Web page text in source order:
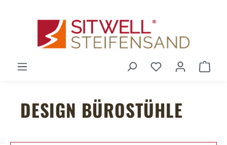
Du hast 0
DESIGN BÜROSTÜHLE